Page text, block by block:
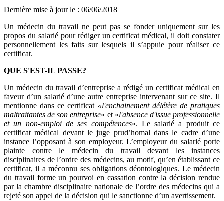
Dernière mise à jour le : 06/06/2018
Un médecin du travail ne peut pas se fonder uniquement sur les
propos du salarié pour rédiger un certificat médical, il doit constater
personnellement les faits sur lesquels il s’appuie pour réaliser ce
certificat.
QUE S'EST-IL PASSE?
Un médecin du travail d’entreprise a rédigé un certificat médical en
faveur d’un salarié d’une autre entreprise intervenant sur ce site. Il
mentionne dans ce certificat «l'enchainement délétère de pratiques
maltraitantes de son entreprise» et «l'absence d'issue professionnelle
et un non-emploi de ses compétences». Le salarié a produit ce
certificat médical devant le juge prud’homal dans le cadre d’une
instance l’opposant à son employeur. L’employeur du salarié porte
plainte contre le médecin du travail devant les instances
disciplinaires de l’ordre des médecins, au motif, qu’en établissant ce
certificat, il a méconnu ses obligations déontologiques. Le médecin
du travail forme un pourvoi en cassation contre la décision rendue
par la chambre disciplinaire nationale de l’ordre des médecins qui a
rejeté son appel de la décision qui le sanctionne d’un avertissement.